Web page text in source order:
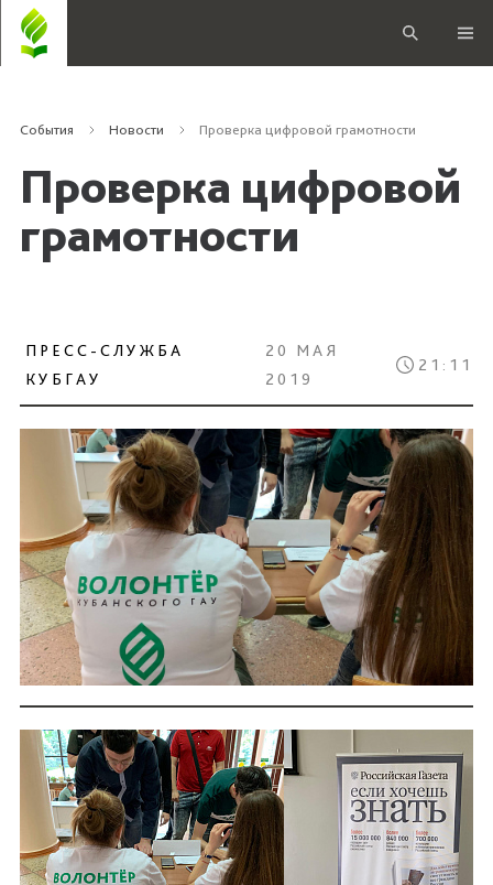
События Новости Проверка цифровой грамотности
Проверка цифровой
грамотности
ПРЕСС-СЛУЖБА
КУБГАУ
20 МАЯ
2019
21:11